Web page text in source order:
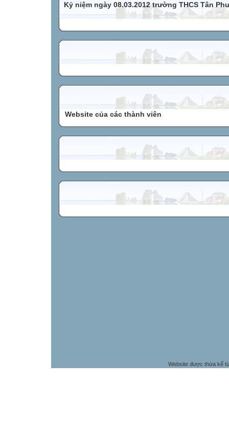
Kỷ niệm ngày 08.03.2012 trường THCS Tân
Website của các thành viên
Website được thừa kế